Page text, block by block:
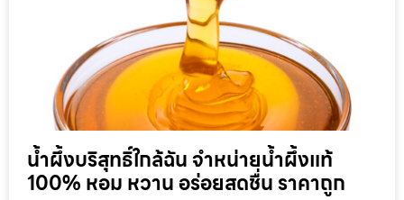
น้ำผึ้งบริสุทธิ์ใกล้ฉัน จำหน่ายน้ำผึ้งแท้
100% หอม หวาน อร่อยสดชื่น ราคาถูก